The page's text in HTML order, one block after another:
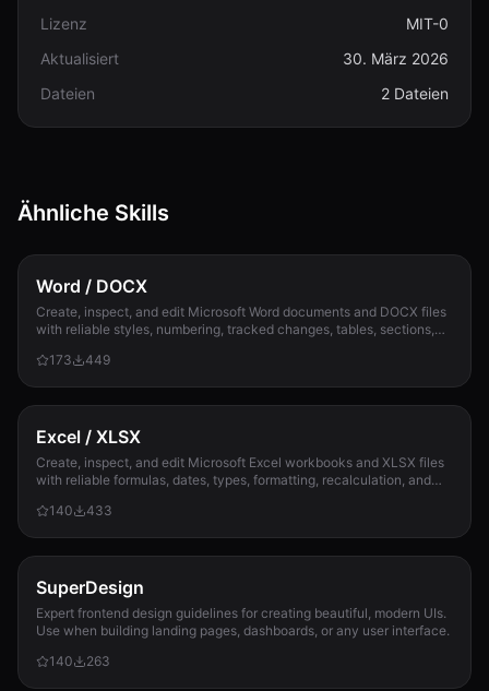
Lizenz
MIT-0
Aktualisiert
30. März 2026
Dateien
2 Dateien
Ähnliche Skills
Word / DOCX
Create, inspect, and edit Microsoft Word documents and DOCX files
with reliable styles, numbering, tracked changes, tables, sections,
173
449
Excel / XLSX
Create, inspect, and edit Microsoft Excel workbooks and XLSX files
with reliable formulas, dates, types, formatting, recalculation, and
140
433
SuperDesign
Expert frontend design guidelines for creating beautiful, modern UIs.
Use when building landing pages, dashboards, or any user interface.
140
263